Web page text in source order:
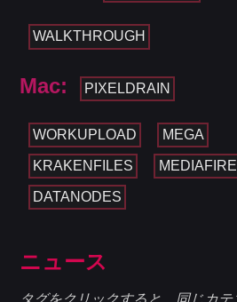
WALKTHROUGH
Mac: PIXELDRAIN
WORKUPLOAD MEGA
KRAKENFILES MEDIAFIRE
DATANODES
ニュース